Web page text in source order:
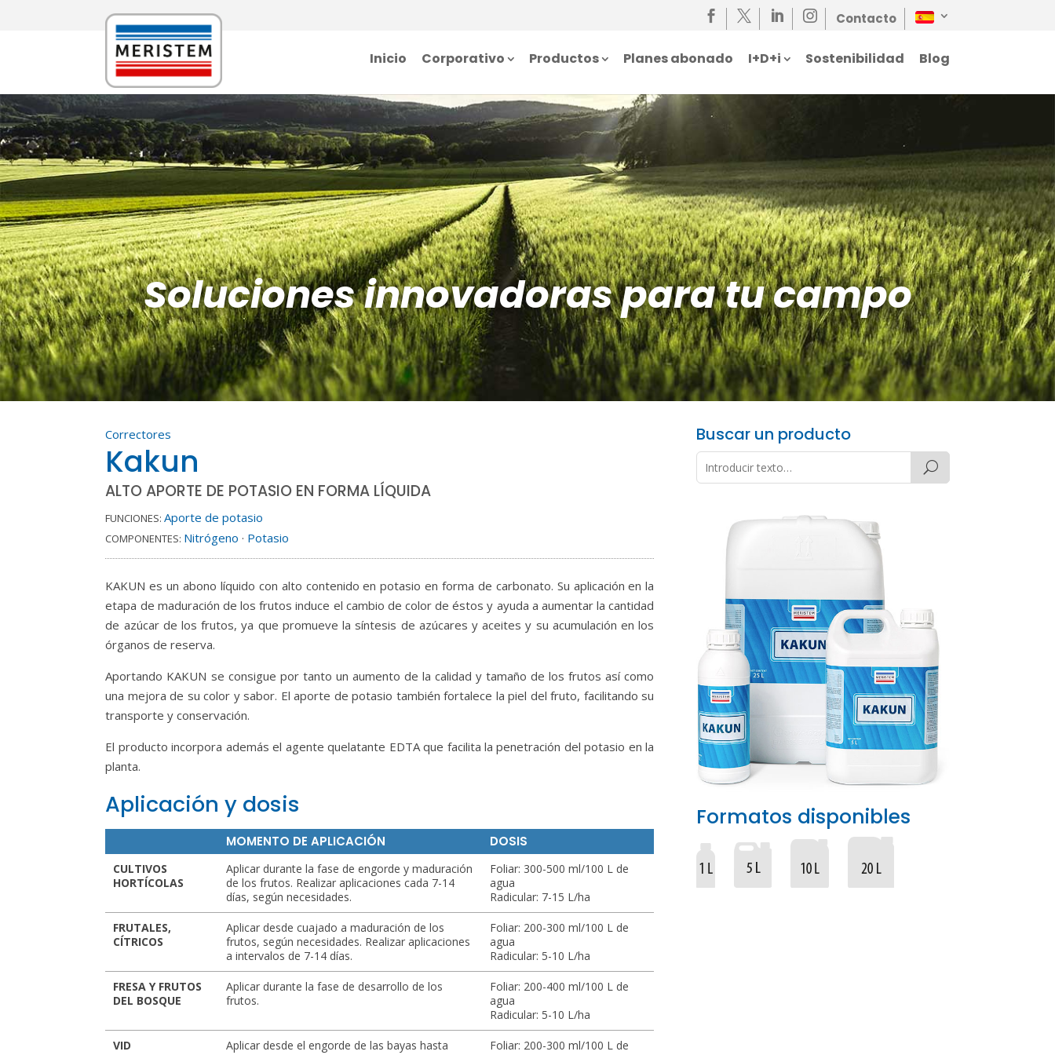
    Contacto
Inicio Corporativo Productos Planes abonado I+D+i Sostenibilidad Blog
Soluciones innovadoras para tu campo
Correctores
Kakun
ALTO APORTE DE POTASIO EN FORMA LÍQUIDA
FUNCIONES: Aporte de potasio
COMPONENTES: Nitrógeno · Potasio
KAKUN es un abono líquido con alto contenido en potasio en forma de carbonato. Su aplicación en la
etapa de maduración de los frutos induce el cambio de color de éstos y ayuda a aumentar la cantidad
de azúcar de los frutos, ya que promueve la síntesis de azúcares y aceites y su acumulación en los
órganos de reserva.
Aportando KAKUN se consigue por tanto un aumento de la calidad y tamaño de los frutos así como
una mejora de su color y sabor. El aporte de potasio también fortalece la piel del fruto, facilitando su
transporte y conservación.
El producto incorpora además el agente quelatante EDTA que facilita la penetración del potasio en la
planta.
Aplicación y dosis
MOMENTO DE APLICACIÓN DOSIS
CULTIVOS
HORTÍCOLAS
Aplicar durante la fase de engorde y maduración
de los frutos. Realizar aplicaciones cada 7-14
días, según necesidades.
Foliar: 300-500 ml/100 L de
agua
Radicular: 7-15 L/ha
FRUTALES,
CÍTRICOS
Aplicar desde cuajado a maduración de los
frutos, según necesidades. Realizar aplicaciones
a intervalos de 7-14 días.
Foliar: 200-300 ml/100 L de
agua
Radicular: 5-10 L/ha
FRESA Y FRUTOS
DEL BOSQUE
Aplicar durante la fase de desarrollo de los
frutos.
Foliar: 200-400 ml/100 L de
agua
Radicular: 5-10 L/ha
VID
Aplicar desde el engorde de las bayas hasta
Foliar: 200-300 ml/100 L de
Buscar un producto
Formatos disponibles